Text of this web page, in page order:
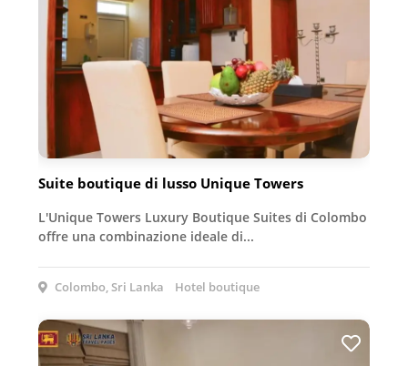
Suite boutique di lusso Unique Towers
L'Unique Towers Luxury Boutique Suites di Colombo
offre una combinazione ideale di...
Colombo, Sri Lanka Hotel boutique